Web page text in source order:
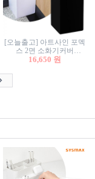
[오늘출고] 아트사인 포멕
스 2면 소화기커버
1470/1471/소화기커버/소
함/소화기거치대/소화기
16,650 원